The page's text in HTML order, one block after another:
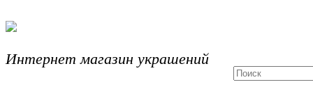
Интернет магазин украшений